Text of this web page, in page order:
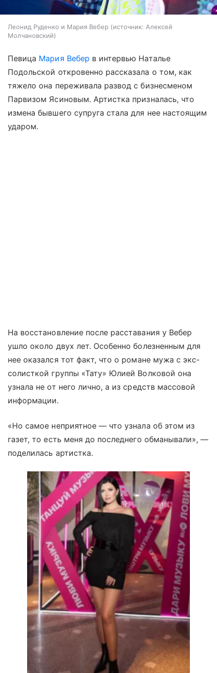
Леонид Руденко и Мария Вебер источник: Алексей
Молчановский
Певица Мария Вебер в интервью Наталье
Подольской откровенно рассказала о том, как
тяжело она переживала развод с бизнесменом
Парвизом Ясиновым. Артистка призналась, что
измена бывшего супруга стала для нее настоящим
ударом.
На восстановление после расставания у Вебер
ушло около двух лет. Особенно болезненным для
нее оказался тот факт, что о романе мужа с экс-
солисткой группы «Тату» Юлией Волковой она
узнала не от него лично, а из средств массовой
информации.
«Но самое неприятное — что узнала об этом из
газет, то есть меня до последнего обманывали», —
поделилась артистка.